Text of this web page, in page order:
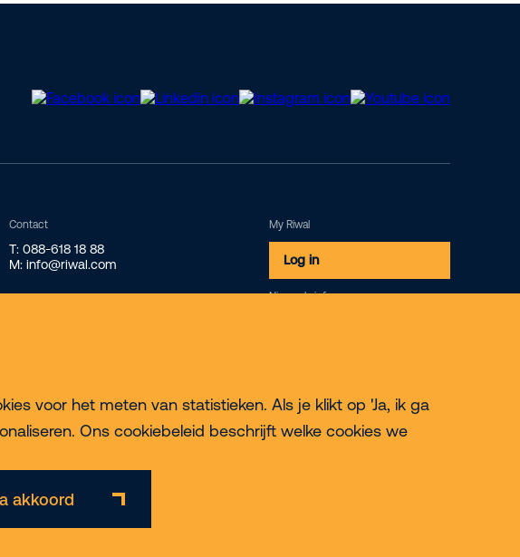
voor het meten van statistieken. Als je klikt op 'Ja, ik ga
Ons cookiebeleid beschrijft welke cookies we
akkoord
Contact
T: 088-618 18 88
M: info@riwal.com
My Riwal
Log in
Nieuwsbrief
voorwaarden